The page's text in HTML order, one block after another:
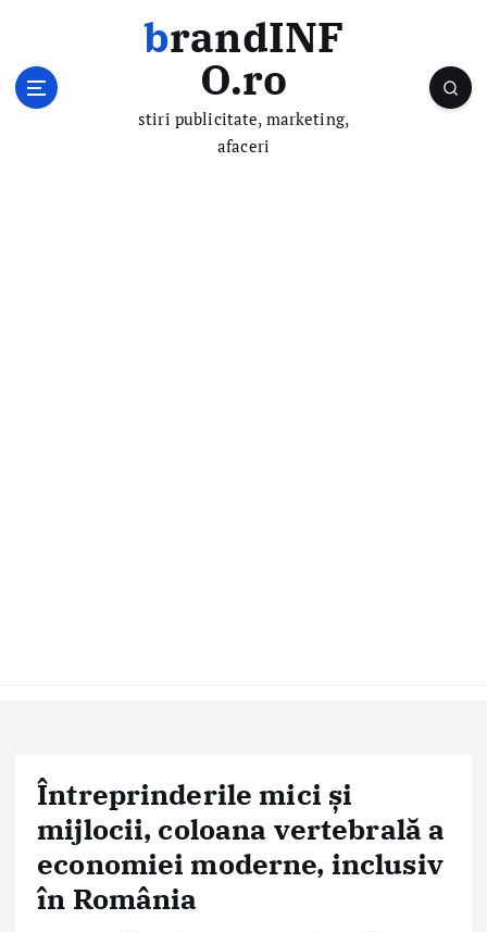
brandINF
O.ro
stiri publicitate, marketing,
afaceri
Întreprinderile mici și
mijlocii, coloana vertebrală a
economiei moderne, inclusiv
în România